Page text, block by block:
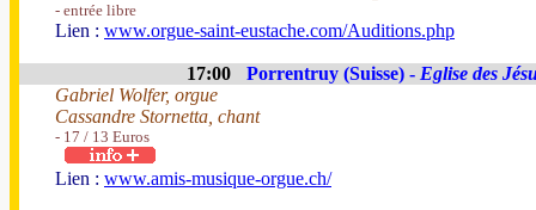
- entrée libre
Lien : www.orgue-saint-eustache.com/Auditions.php
17:00 Porrentruy (Suisse) - Eglise des
Gabriel Wolfer, orgue
Cassandre Stornetta, chant
- 17 / 13 Euros
Lien : www.amis-musique-orgue.ch/